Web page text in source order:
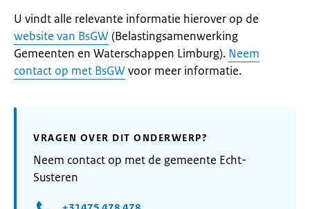
U vindt alle relevante informatie hierover op de
website van BsGW(Belastingsamenwerking
Gemeenten en Waterschappen Limburg). Neem
contact op met BsGWvoor meer informatie.
VRAGEN OVER DIT ONDERWERP?
Neem contact op met de gemeente Echt-
Susteren